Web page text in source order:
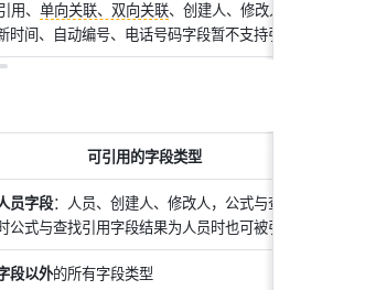
用、 单向关联、双向关联、创建人、修改人、创建时
时间、自动编号、电话号码字段暂不支持引用字段内容
可引用的字段类型
员字段：人员、创建人、修改人，公式与查找引用字段
公式与查找引用字段结果为人员时也可被引用
段以外的所有字段类型